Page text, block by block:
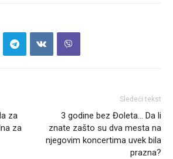
za
za
Sledeći tekst
3 godine bez Đoleta… Da li
znate zašto su dva mesta na
njegovim koncertima uvek bila
prazna?